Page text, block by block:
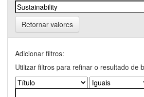
Retornar valores
Adicionar filtros:
Utilizar filtros para refinar o resultado de